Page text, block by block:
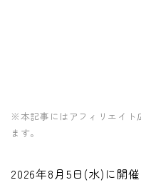
※本記事にはアフィリエイト
ます。
2026年8月5日(水)に開